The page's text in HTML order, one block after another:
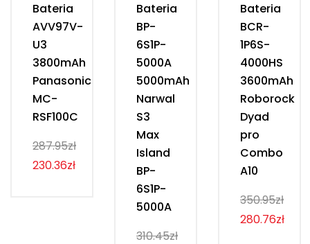
Bateria
AVV97V-
U3
3800mAh
Panasonic
MC-
RSF100C
287.95zł
230.36zł
Bateria
BP-
6S1P-
5000A
5000mAh
Narwal
S3
Max
Island
BP-
6S1P-
5000A
310.45zł
Bateria
BCR-
1P6S-
4000HS
3600mAh
Roborock
Dyad
pro
Combo
A10
350.95zł
280.76zł